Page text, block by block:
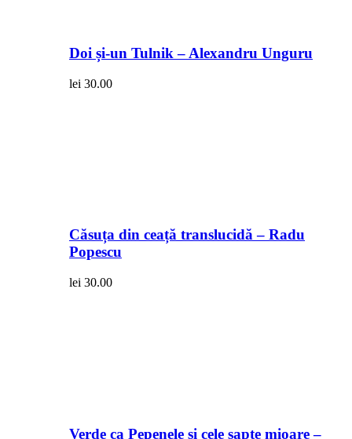
Doi și-un Tulnik – Alexandru Unguru
lei 30.00
Căsuța din ceață translucidă – Radu
Popescu
lei 30.00
Verde ca Pepenele și cele șapte mioare –